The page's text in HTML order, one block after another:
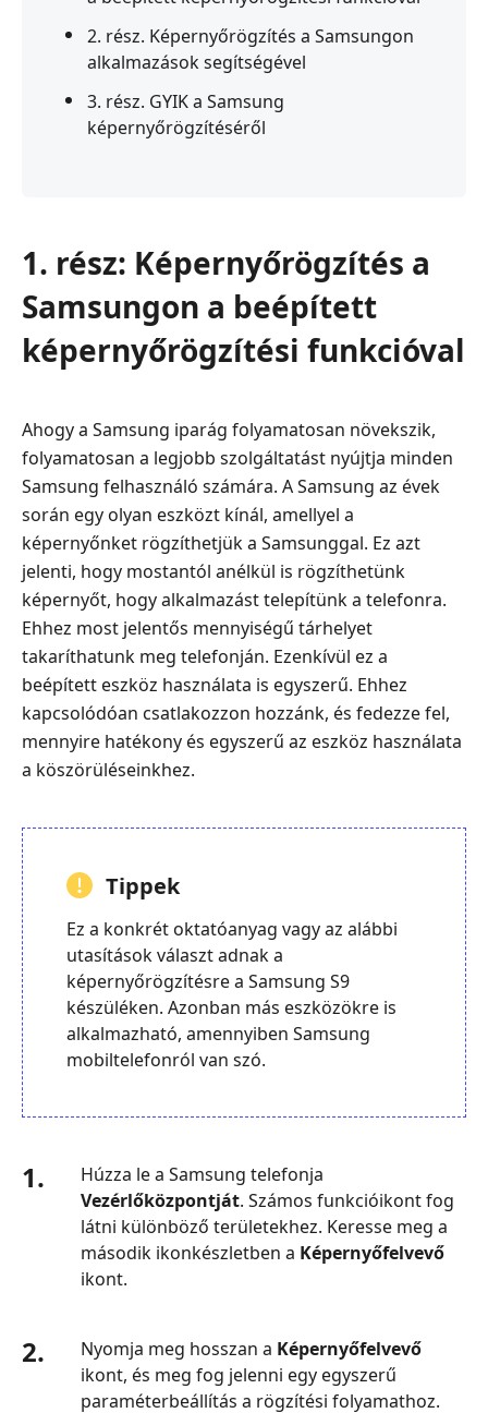
2. rész. Képernyőrögzítés a Samsungon
alkalmazások segítségével
3. rész. GYIK a Samsung
képernyőrögzítéséről
1. rész: Képernyőrögzítés a
Samsungon a beépített
képernyőrögzítési funkcióval
Ahogy a Samsung iparág folyamatosan növekszik,
folyamatosan a legjobb szolgáltatást nyújtja minden
Samsung felhasználó számára. A Samsung az évek
során egy olyan eszközt kínál, amellyel a
képernyőnket rögzíthetjük a Samsunggal. Ez azt
jelenti, hogy mostantól anélkül is rögzíthetünk
képernyőt, hogy alkalmazást telepítünk a telefonra.
Ehhez most jelentős mennyiségű tárhelyet
takaríthatunk meg telefonján. Ezenkívül ez a
beépített eszköz használata is egyszerű. Ehhez
kapcsolódóan csatlakozzon hozzánk, és fedezze fel,
mennyire hatékony és egyszerű az eszköz használata
a köszörüléseinkhez.
Tippek
Ez a konkrét oktatóanyag vagy az alábbi
utasítások választ adnak a
képernyőrögzítésre a Samsung S9
készüléken. Azonban más eszközökre is
alkalmazható, amennyiben Samsung
mobiltelefonról van szó.
1.
Húzza le a Samsung telefonja
Vezérlőközpontját. Számos funkcióikont fog
látni különböző területekhez. Keresse meg a
második ikonkészletben a Képernyőfelvevő
ikont.
2. Nyomja meg hosszan a Képernyőfelvevő
ikont, és meg fog jelenni egy egyszerű
paraméterbeállítás a rögzítési folyamathoz.